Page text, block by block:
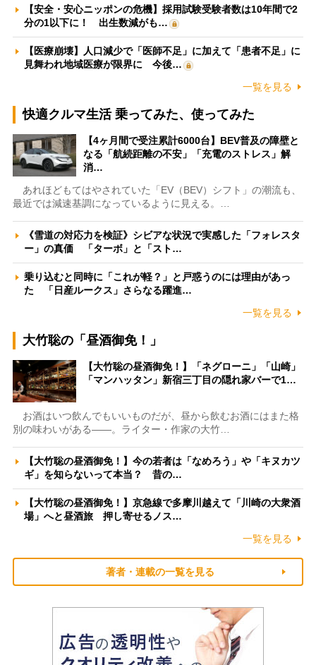
【安全・安心ニッポンの危機】採用試験受験者数は10年間で2
分の1以下に！ 出生数減がも…
【医療崩壊】人口減少で「医師不足」に加えて「患者不足」に
見舞われ地域医療が限界に 今後…
一覧を見る
快適クルマ生活 乗ってみた、使ってみた
【4ヶ月間で受注累計6000台】BEV普及の障壁と
なる「航続距離の不安」「充電のストレス」解
消…
あれほどもてはやされていた「EV（BEV）シフト」の潮流も、
最近では減速基調になっているように見える。…
《雪道の対応力を検証》シビアな状況で実感した「フォレスタ
ー」の真価 「ターボ」と「スト…
乗り込むと同時に「これが軽？」と戸惑うのには理由があっ
た 「日産ルークス」さらなる躍進…
一覧を見る
大竹聡の「昼酒御免！」
【大竹聡の昼酒御免！】「ネグローニ」「山崎」
「マンハッタン」新宿三丁目の隠れ家バーで1…
お酒はいつ飲んでもいいものだが、昼から飲むお酒にはまた格
別の味わいがある――。ライター・作家の大竹…
【大竹聡の昼酒御免！】今の若者は「なめろう」や「キヌカツ
ギ」を知らないって本当？ 昔の…
【大竹聡の昼酒御免！】京急線で多摩川越えて「川崎の大衆酒
場」へと昼酒旅 押し寄せるノス…
一覧を見る
著者・連載の一覧を見る